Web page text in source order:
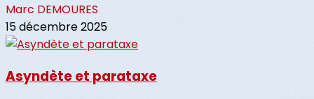
Marc DEMOURES
15 décembre 2025
Asyndète et parataxe